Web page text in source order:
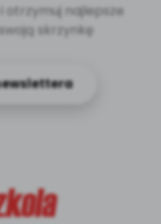
otrzymuj najlepsze
skrzynkę